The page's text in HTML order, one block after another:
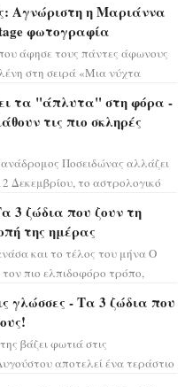
Αγνώριστη η Μαριάννα
φωτογραφία
άφησε τους πάντες άφωνους
στη σειρά «Μια νύχτα
τα "άπλυτα" στη φόρα -
τις πιο σκληρές
Ποσειδώνας αλλάζει
Δεκεμβρίου, το αστρολογικό
3 ζώδια που ζουν τη
της ημέρας
και το τέλος του μήνα Ο
τον πιο ελπιδοφόρο τρόπο,
γλώσσες - Τα 3 ζώδια που
βάζει φωτιά στις
αποτελεί ένα τεράστιο